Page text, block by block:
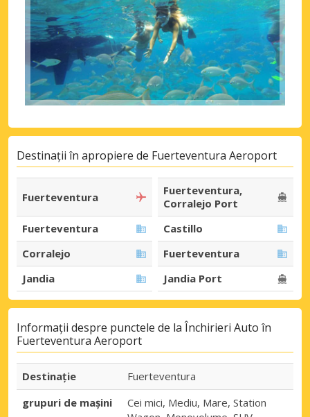
Destinații în apropiere de Fuerteventura Aeroport
Fuerteventura
Fuerteventura,
Corralejo Port
Fuerteventura
Castillo
Corralejo
Fuerteventura
Jandia
Jandia Port
Informații despre punctele de la Închirieri Auto în
Fuerteventura Aeroport
Destinaţie
Fuerteventura
grupuri de mașini
Cei mici, Mediu, Mare, Station